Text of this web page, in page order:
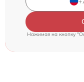
Нажимая на кнопку